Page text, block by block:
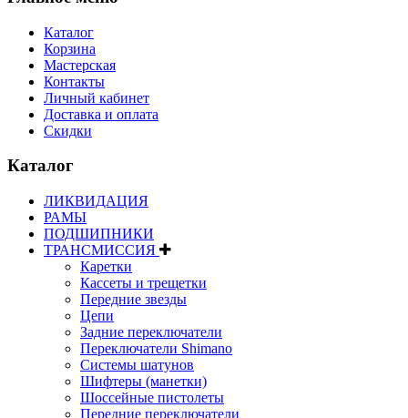
Каталог
Корзина
Мастерская
Контакты
Личный кабинет
Доставка и оплата
Скидки
Каталог
ЛИКВИДАЦИЯ
РАМЫ
ПОДШИПНИКИ
ТРАНСМИССИЯ
Каретки
Кассеты и трещетки
Передние звезды
Цепи
Задние переключатели
Переключатели Shimano
Системы шатунов
Шифтеры (манетки)
Шоссейные пистолеты
Передние переключатели